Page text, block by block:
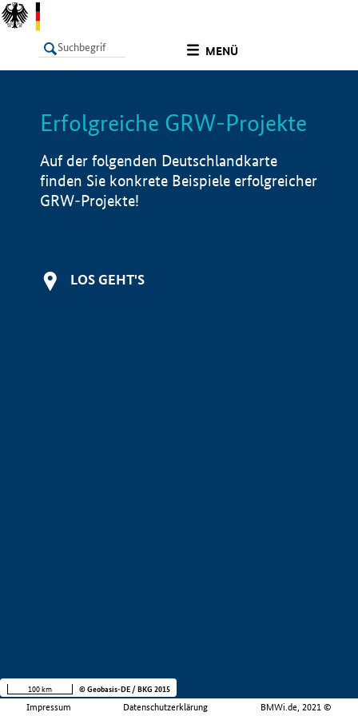
MENÜ
LISTE Info
Erfolgreiche GRW-Projekte
Auf der folgenden Deutschlandkarte
finden Sie konkrete Beispiele erfolgreicher
GRW-Projekte!
LOS GEHT'S
Impressum Datenschutzerklärung BMWi.de, 2021 ©
100 km © Geobasis-DE / BKG 2015